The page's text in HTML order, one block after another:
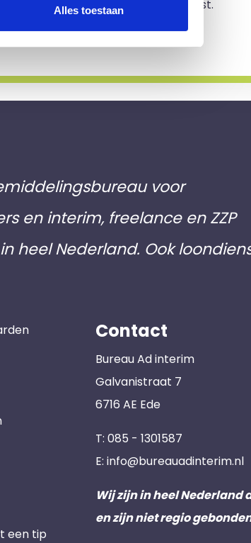
Alles toestaan
inschrijving en je zit nergens aan vast.
voor
en interim, freelance en ZZP
heel Nederland. Ook
een tip
Contact
Bureau Ad interim
Galvanistraat 7
6716 AE Ede
T: 085 - 1301587
E: info@bureauadinterim.nl
Wij zijn in heel Nederland
en zijn niet regio